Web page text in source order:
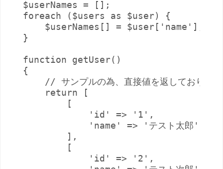
$userNames = [];
foreach ($users as $user) {
    $userNames[] = $user['name'];
}
function getUser()
{
    // サンプルの為、直接値を返しております
    return [
        [
            'id' => '1',
            'name' => 'テスト太郎',
        ],
        [
            'id' => '2',